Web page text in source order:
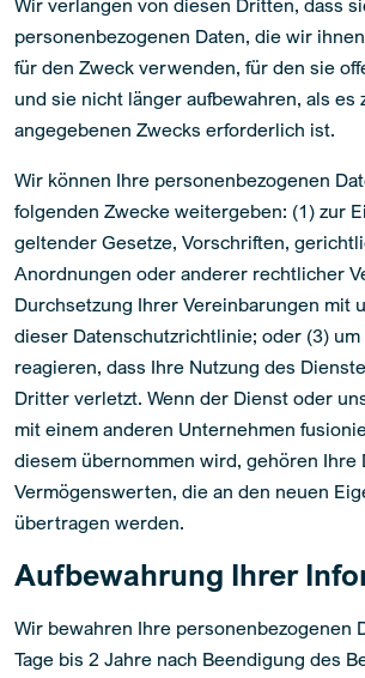
personenbezogenen Daten, die wir
für den Zweck verwenden, für den sie
und sie nicht länger aufbewahren, als es
angegebenen Zwecks erforderlich ist.
Wir können Ihre personenbezogenen
folgenden Zwecke weitergeben: (1) zur
geltender Gesetze, Vorschriften,
Anordnungen oder anderer rechtlicher
Durchsetzung Ihrer Vereinbarungen mit
dieser Datenschutzrichtlinie; oder (3) um
reagieren, dass Ihre Nutzung des
Dritter verletzt. Wenn der Dienst oder
mit einem anderen Unternehmen
diesem übernommen wird, gehören Ihre
Vermögenswerten, die an den neuen
übertragen werden.
Aufbewahrung Ihrer
Wir bewahren Ihre personenbezogenen
Tage bis 2 Jahre nach Beendigung des